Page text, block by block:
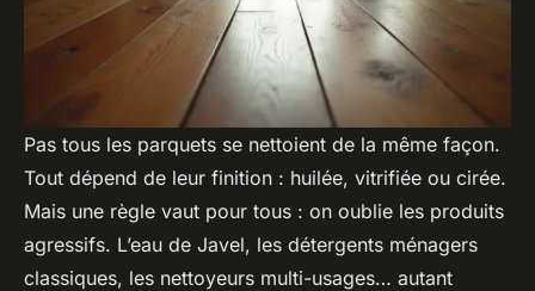
Pas tous les parquets se nettoient de la même façon.
Tout dépend de leur finition : huilée, vitrifiée ou cirée.
Mais une règle vaut pour tous : on oublie les produits
agressifs. L’eau de Javel, les détergents ménagers
classiques, les nettoyeurs multi-usages… autant